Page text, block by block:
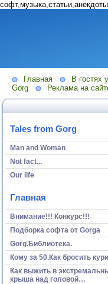
Главная
В гостях
Gorg
Реклама на
Tales from Gorg
Man and Woman
Not fact...
Our life
Главная
Внимание!!! Конкурс!!!
Подборка софта от Gorga
Gorg.Библиотека.
Кому за 50.Как бросить
Как выжить в
крыша над головой…